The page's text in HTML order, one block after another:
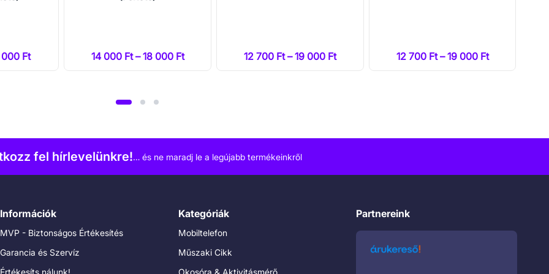
000 Ft 14 000 Ft – 18 000 Ft 12 700 Ft – 19 000 Ft 12 700 Ft – 19 000 Ft
fel hírlevelünkre!… és ne maradj le a legújabb termékeinkről
Információk
MVP - Biztonságos Értékesítés
Garancia és Szervíz
Értékesíts nálunk!
Kategóriák
Mobiltelefon
Műszaki Cikk
Okosóra & Aktivitásmérő
Partnereink